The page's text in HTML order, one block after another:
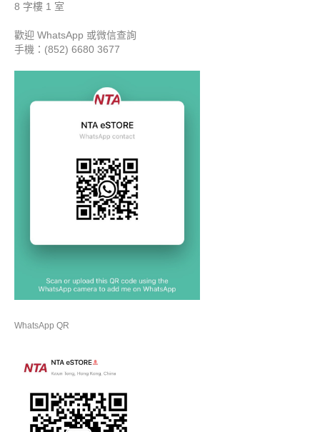
8 字樓 1 室
歡迎 WhatsApp 或微信查詢
手機：(852) 6680 3677
WhatsApp QR